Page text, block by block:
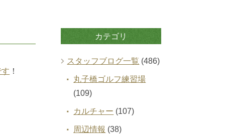
！
カテゴリ
スタッフブログ一覧 (486)
丸子橋ゴルフ練習場
(109)
カルチャー (107)
周辺情報 (38)